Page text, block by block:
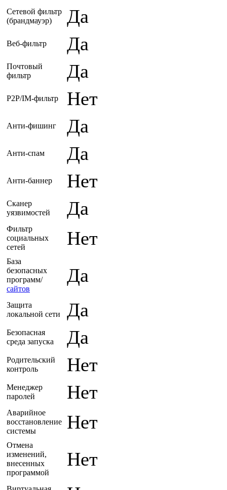
Сетевой фильтр
(брандмауэр)
Да
Веб-фильтр Да
Почтовый
фильтр
Да
P2P/IM-фильтр Нет
Анти-фишинг Да
Анти-спам Да
Анти-баннер Нет
Сканер
уязвимостей
Да
Фильтр
социальных
сетей
Нет
База
безопасных
программ/
сайтов
Да
Защита
локальной сети
Да
Безопасная
среда запуска
Да
Родительский
контроль
Нет
Менеджер
паролей
Нет
Аварийное
восстановление
системы
Нет
Отмена
изменений,
внесенных
программой
Нет